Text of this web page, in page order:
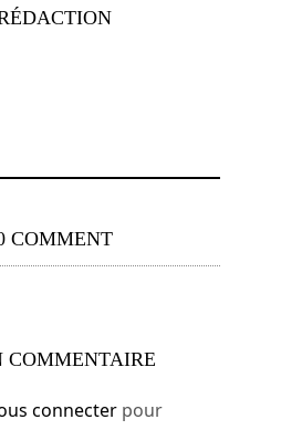
COMMENT
COMMENTAIRE
connecter pour